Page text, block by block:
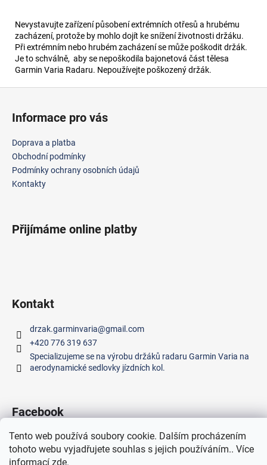
Tento web používá soubory cookie. Dalším procházením
tohoto webu vyjadřujete souhlas s jejich používáním.. Více
informací zde.
Nevystavujte zařízení působení extrémních otřesů a hrubému
zacházení, protože by mohlo dojít ke snížení životnosti držáku.
Při extrémním nebo hrubém zacházení se může poškodit držák.
Je to schválně, aby se nepoškodila bajonetová část tělesa
Garmin Varia Radaru. Nepoužívejte poškozený držák.
Informace pro vás
Doprava a platba
Obchodní podmínky
Podmínky ochrany osobních údajů
Kontakty
Přijímáme online platby
Kontakt
drzak.garminvaria@gmail.com
+420 776 319 637
Specializujeme se na výrobu držáků radaru Garmin Varia na
aerodynamické sedlovky jízdních kol.
Facebook